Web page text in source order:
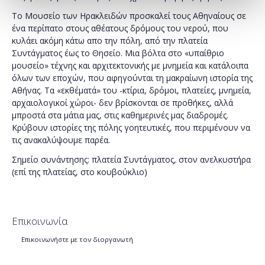
Το Μουσείο των Ηρακλειδών προσκαλεί τους Αθηναίους σε
ένα περίπατο στους αθέατους δρόμους του νερού, που
κυλάει ακόμη κάτω απο την πόλη, από την πλατεία
Συντάγματος έως το Θησείο. Μια βόλτα στο «υπαίθριο
μουσείο» τέχνης και αρχιτεκτονικής με μνημεία και κατάλοιπα
όλων των εποχών, που αφηγούνται τη μακραίωνη ιστορία της
Αθήνας. Τα «εκθέματά» του -κτίρια, δρόμοι, πλατείες, μνημεία,
αρχαιολογικοί χώροι- δεν βρίσκονται σε προθήκες, αλλά
μπροστά στα μάτια μας, στις καθημερινές μας διαδρομές.
Κρύβουν ιστορίες της πόλης γοητευτικές, που περιμένουν να
τις ανακαλύψουμε παρέα.
Σημείο συνάντησης: πλατεία Συντάγματος, στον ανελκυστήρα
(επί της πλατείας, στο κουβούκλιο)
Επικοινωνία
Επικοινωνήστε με τον διοργανωτή